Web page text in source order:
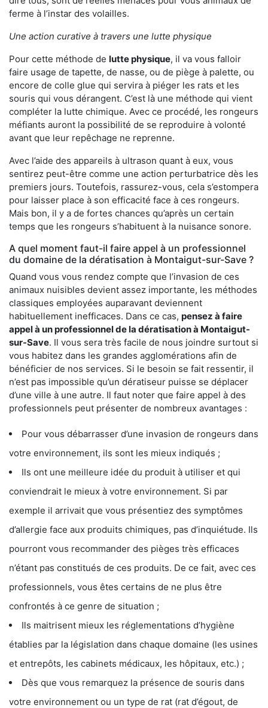
ferme à l’instar des volailles.
Une action curative à travers une lutte physique
Pour cette méthode de lutte physique, il va vous falloir
faire usage de tapette, de nasse, ou de piège à palette, ou
encore de colle glue qui servira à piéger les rats et les
souris qui vous dérangent. C’est là une méthode qui vient
compléter la lutte chimique. Avec ce procédé, les rongeurs
méfiants auront la possibilité de se reproduire à volonté
avant que leur repêchage ne reprenne.
Avec l’aide des appareils à ultrason quant à eux, vous
sentirez peut-être comme une action perturbatrice dès les
premiers jours. Toutefois, rassurez-vous, cela s’estompera
pour laisser place à son efficacité face à ces rongeurs.
Mais bon, il y a de fortes chances qu’après un certain
temps que les rongeurs s’habituent à la nuisance sonore.
A quel moment faut-il faire appel à un professionnel
du domaine de la dératisation à Montaigut-sur-Save ?
Quand vous vous rendez compte que l’invasion de ces
animaux nuisibles devient assez importante, les méthodes
classiques employées auparavant deviennent
habituellement inefficaces. Dans ce cas, pensez à faire
appel à un professionnel de la dératisation à Montaigut-
sur-Save. Il vous sera très facile de nous joindre surtout si
vous habitez dans les grandes agglomérations afin de
bénéficier de nos services. Si le besoin se fait ressentir, il
n’est pas impossible qu’un dératiseur puisse se déplacer
d’une ville à une autre. Il faut noter que faire appel à des
professionnels peut présenter de nombreux avantages :
Pour vous débarrasser d’une invasion de rongeurs dans
votre environnement, ils sont les mieux indiqués ;
Ils ont une meilleure idée du produit à utiliser et qui
conviendrait le mieux à votre environnement. Si par
exemple il arrivait que vous présentiez des symptômes
d’allergie face aux produits chimiques, pas d’inquiétude. Ils
pourront vous recommander des pièges très efficaces
n’étant pas constitués de ces produits. De ce fait, avec ces
professionnels, vous êtes certains de ne plus être
confrontés à ce genre de situation ;
Ils maitrisent mieux les réglementations d’hygiène
établies par la législation dans chaque domaine (les usines
et entrepôts, les cabinets médicaux, les hôpitaux, etc.) ;
Dès que vous remarquez la présence de souris dans
votre environnement ou un type de rat (rat d’égout, de